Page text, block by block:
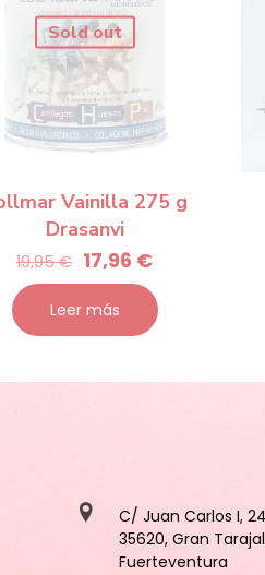
Sold out
Vainilla 275 g
Drasanvi
19,95€ El
precio
original
era:
17,96 €El
precio
actual
Leer más
C/ Juan Carlos I, 24
35620, Gran Tarajal
Fuerteventura